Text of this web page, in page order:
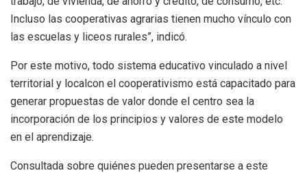
Incluso las cooperativas agrarias tienen mucho vínculo con
las escuelas y liceos rurales”, indicó.
Por este motivo, todo sistema educativo vinculado a nivel
territorial y localcon el cooperativismo está capacitado para
generar propuestas de valor donde el centro sea la
incorporación de los principios y valores de este modelo
en el aprendizaje.
Consultada sobre quiénes pueden presentarse a este